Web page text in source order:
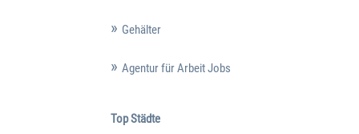
Gehälter
Agentur für Arbeit Jobs
Top Städte